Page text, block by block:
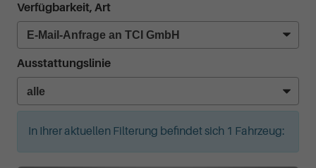
Verfügbarkeit, Art
Ausstattungslinie
In Ihrer aktuellen Filterung befindet sich 1 Fahrzeug: